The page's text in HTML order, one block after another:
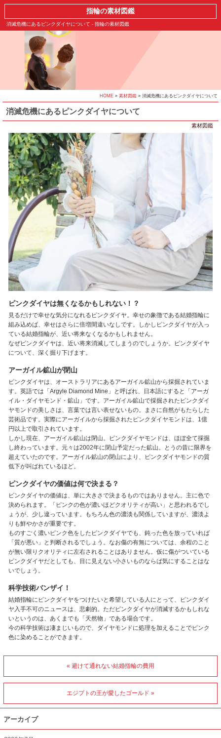
指輪の素材図鑑
消滅危機にあるピンクダイヤについて - 指輪の素材図鑑
HOME » 素材図鑑 » 消滅危機にあるピンクダイヤについて
消滅危機にあるピンクダイヤについて
素材図鑑
ピンクダイヤは無くなるかもしれない！？
見るだけで幸せな気分になれるピンクダイヤ。幸せの象徴である結婚指輪に
組み込めば、幸せはさらに倍増間違いなしです。しかしピンクダイヤが入っ
ている結婚指輪が、近い将来なくなるかもしれません。
なぜピンクダイヤは、近い将来消滅してしまうのでしょうか。ピンクダイヤ
について、深く掘り下げます。
アーガイル鉱山が閉山
ピンクダイヤは、オーストラリアにあるアーガイル鉱山から採掘されていま
す。英語では「Argyle Diamond Mine」と呼ばれ、日本語にすると「アーガ
イル・ダイヤモンド・鉱山」です。アーガイル鉱山で採掘されたピンクダイ
ヤモンドの美しさは、言葉では言い表せないもの。まさに自然がもたらした
芸術品です。実際にアーガイルから採掘されたピンクダイヤモンドは、1億
円以上で取引されています。
しかし現在、アーガイル鉱山は閉山。ピンクダイヤモンドは、ほぼ全て採掘
し終わっています。元々は2002年に閉山予定だった鉱山。とうの昔に限界を
超えていたのです。アーガイル鉱山の閉山により、ピンクダイヤモンドの質
低下が叫ばれているほど。
ピンクダイヤの価値は何で決まる？
ピンクダイヤの価値は、単に大きさで決まるものではありません。主に色で
決められます。「ピンクの色が濃いほどクオリティが高い」と思われるでし
ょうが、少し違っています。もちろん色の濃淡も関係していますが、濃淡よ
りも鮮やかさが重要です。
ものすごく濃いピンク色をしたピンクダイヤでも、鈍った色を放っていれば
「質が悪い」と判断されるでしょう。なお傷の有無については、余程のこと
が無い限りクオリティに左右されることはありません。仮に傷がついている
ピンクダイヤだとしても、目に見えない小さいものならば気にすることはな
いでしょう。
科学技術バンザイ！
結婚指輪にピンクダイヤをつけたいと希望している人にとって、ピンクダイ
ヤ入手不可のニュースは、悲劇的。ただピンクダイヤが消滅するかもしれな
いというのは、あくまでも「天然物」である場合です。
今の科学技術は凄まじいもので、ダイヤモンドに処理を加えることでピンク
色に染めることができます。
« 避けて通れない結婚指輪の費用
エジプトの王が愛したゴールド »
アーカイブ